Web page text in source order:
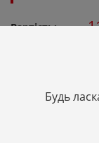
Вартість:
Будь